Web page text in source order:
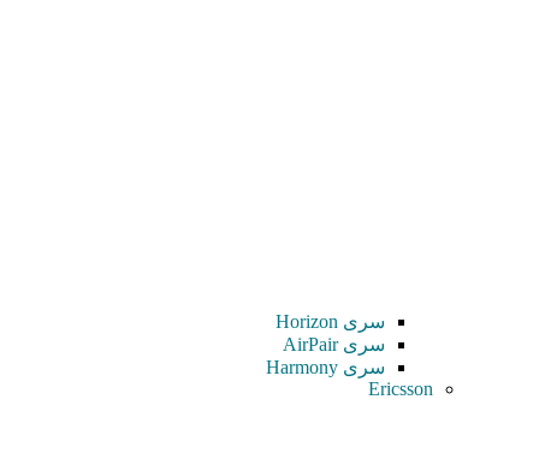
سری Horizon
سری AirPair
سری Harmony
Ericsson